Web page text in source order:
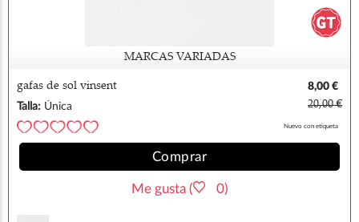
MARCAS VARIADAS
gafas de sol vinsent
8,00 €
Talla: Única 20,00 €
Nuevo con etiqueta
Comprar
Me gusta ( 0)